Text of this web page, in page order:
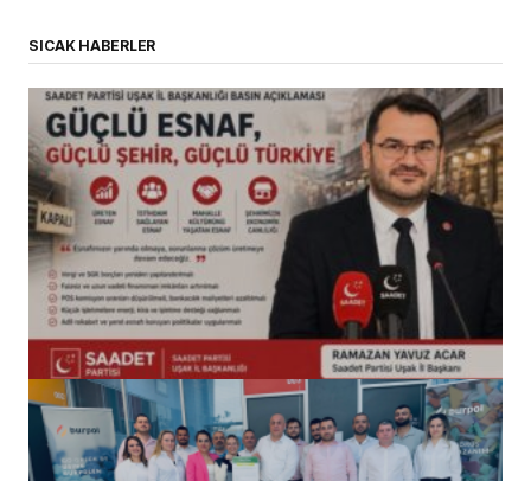
SICAK HABERLER
(başlıksız)
Alaattin Karahan tarafından 14/07/2026